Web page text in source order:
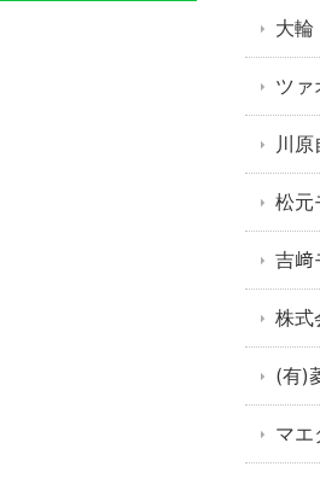
大輪
ツァ
川原
松元
吉﨑
株
(有)
マエ